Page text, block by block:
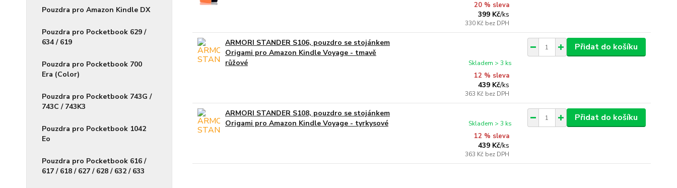
Pouzdra pro Amazon Kindle DX
Pouzdra pro Pocketbook 629 /
634 / 619
Pouzdra pro Pocketbook 700
Era (Color)
Pouzdra pro Pocketbook 743G /
743C / 743K3
Pouzdra pro Pocketbook 1042
Eo
Pouzdra pro Pocketbook 616 /
617 / 618 / 627 / 628 / 632 / 633
20 % sleva
399 Kč/ks
330 Kč bez DPH
ARMORI STANDER S106, pouzdro se stojánkem
Origami pro Amazon Kindle Voyage - tmavě
růžové
12 % sleva
439 Kč/ks
363 Kč bez DPH
Skladem > 3 ks
Přidat do košíku
ARMORI STANDER S108, pouzdro se stojánkem
Origami pro Amazon Kindle Voyage - tyrkysové
12 % sleva
439 Kč/ks
363 Kč bez DPH
Skladem > 3 ks
Přidat do košíku